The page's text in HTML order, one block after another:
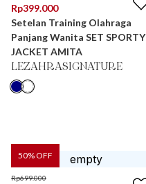
Rp399.000
Setelan Training Olahraga
Panjang Wanita SET SPORTY
JACKET AMITA
LEZAHRASIGNATURE
50% OFF
Rp699.000